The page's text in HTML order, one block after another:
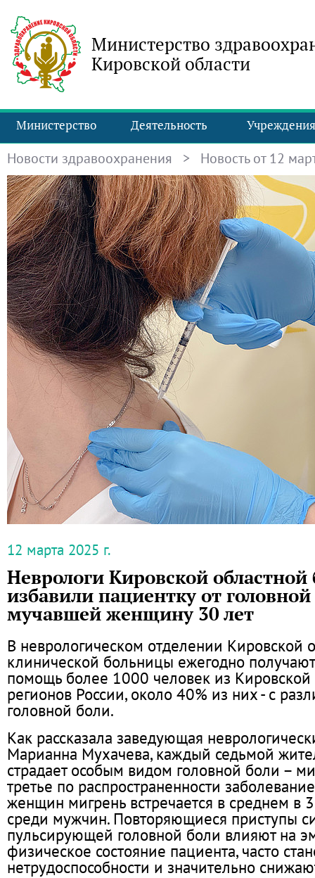
Министерство
Кировской области
Министерство Деятельность Учреждения
Новости здравоохранения > Новость от 12
12 марта 2025 г.
Неврологи Кировской
избавили пациентку от
мучавшей женщину 30 лет
В неврологическом отделении Кировской
клинической больницы ежегодно
помощь более 1000 человек из Кировской
регионов России, около 40% из них - с
головной боли.
Как рассказала заведующая
Марианна Мухачева, каждый седьмой
страдает особым видом головной боли –
третье по распространенности
женщин мигрень встречается в среднем в
среди мужчин. Повторяющиеся приступы
пульсирующей головной боли влияют на
физическое состояние пациента, часто
нетрудоспособности и значительно